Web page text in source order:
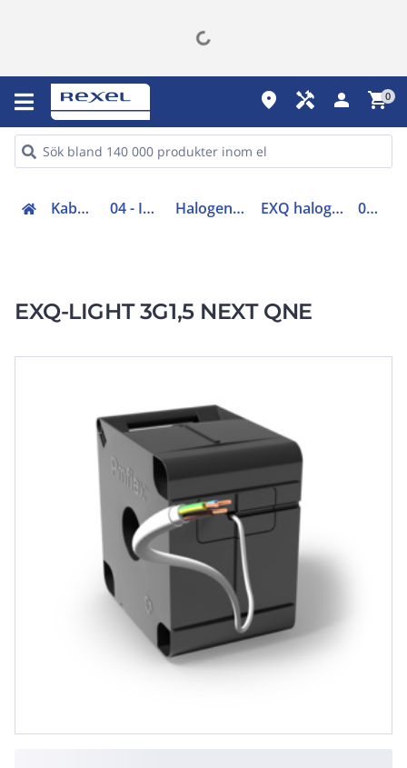
place handyman person shopping_cart0
Kabel (00-05, 48-49) 04 - Installationskabel Halogenfri installationskabel EXQ halogenfri installationskabel 0448972-KAP
EXQ-LIGHT 3G1,5 NEXT QNE